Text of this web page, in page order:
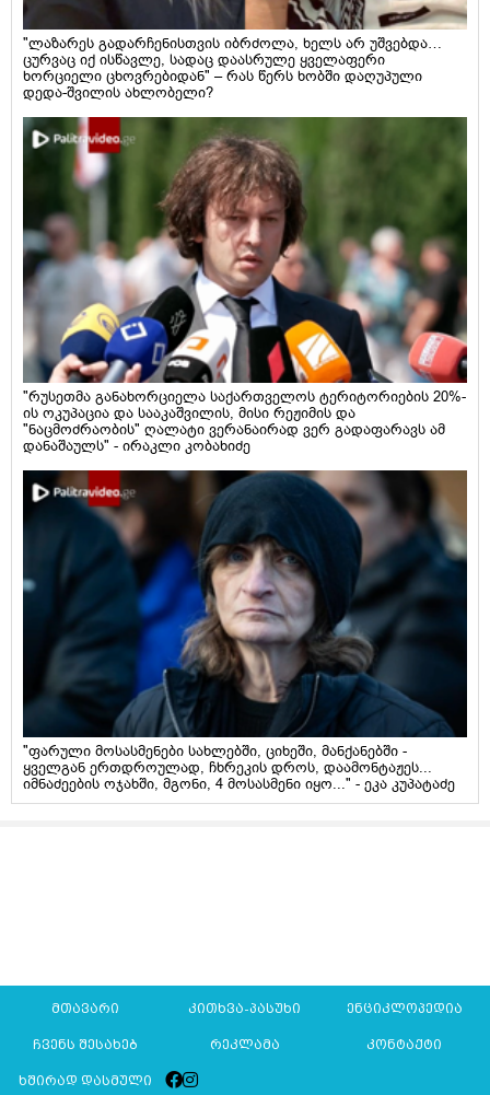
"ლაზარეს გადარჩენისთვის იბრძოლა, ხელს არ უშვებდა…
ცურვაც იქ ისწავლე, სადაც დაასრულე ყველაფერი
ხორციელი ცხოვრებიდან" – რას წერს ხობში დაღუპული
დედა-შვილის ახლობელი?
"რუსეთმა განახორციელა საქართველოს ტერიტორიების 20%-
ის ოკუპაცია და სააკაშვილის, მისი რეჟიმის და
"ნაცმოძრაობის" ღალატი ვერანაირად ვერ გადაფარავს ამ
დანაშაულს" - ირაკლი კობახიძე
"ფარული მოსასმენები სახლებში, ციხეში, მანქანებში -
ყველგან ერთდროულად, ჩხრეკის დროს, დაამონტაჟეს...
იმნაძეების ოჯახში, მგონი, 4 მოსასმენი იყო..." - ეკა კუპატაძე
მთავარი კითხვა-პასუხი ენციკლოპედია
ჩვენს შესახებ რეკლამა კონტაქტი
ხშირად დასმული